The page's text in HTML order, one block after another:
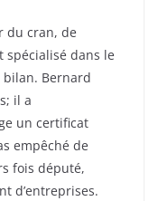
du cran, de
spécialisé dans le
Bernard
il a
un certificat
empêché de
fois député,
d’entreprises.